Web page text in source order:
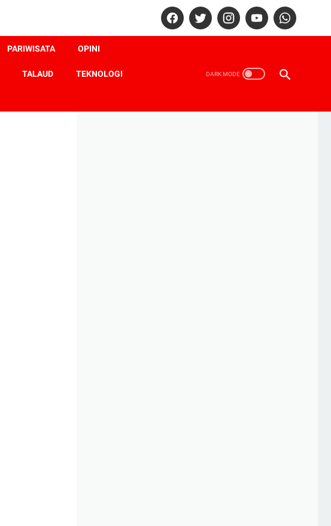
PARIWISATA OPINI
TALAUD TEKNOLOGI